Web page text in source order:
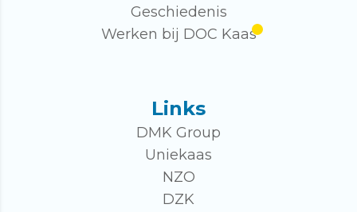
Geschiedenis
Werken bij DOC Kaas
Links
DMK Group
Uniekaas
NZO
DZK